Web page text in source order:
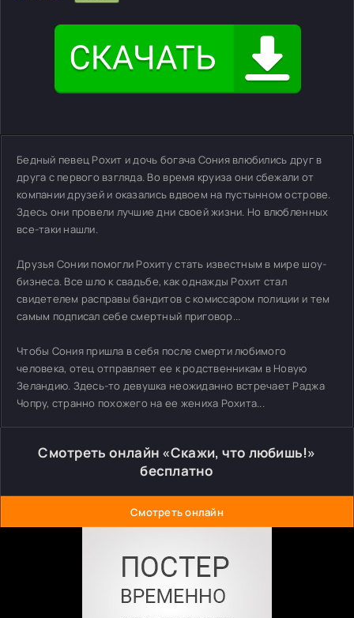
Бедный певец Рохит и дочь богача Сония влюбились друг в
друга с первого взгляда. Во время круиза они сбежали от
компании друзей и оказались вдвоем на пустынном острове.
Здесь они провели лучшие дни своей жизни. Но влюбленных
все-таки нашли.
Друзья Сонии помогли Рохиту стать известным в мире шоу-
бизнеса. Все шло к свадьбе, как однажды Рохит стал
свидетелем расправы бандитов с комиссаром полиции и тем
самым подписал себе смертный приговор...
Чтобы Сония пришла в себя после смерти любимого
человека, отец отправляет ее к родственникам в Новую
Зеландию. Здесь-то девушка неожиданно встречает Раджа
Чопру, странно похожего на ее жениха Рохита...
Смотреть онлайн «Скажи, что любишь!»
бесплатно
Смотреть онлайн